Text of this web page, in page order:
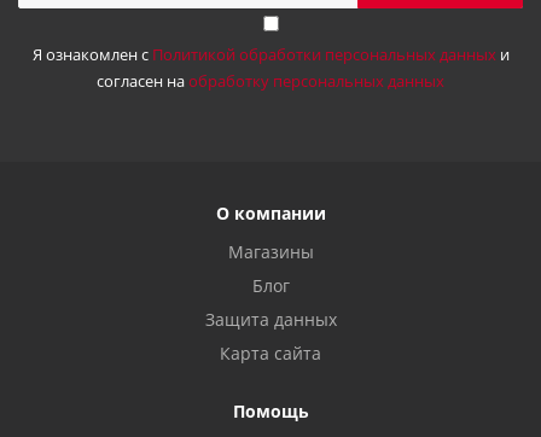
Я ознакомлен с Политикой обработки персональных данныхи
согласен наобработку персональных данных
О компании
Магазины
Блог
Защита данных
Карта сайта
Помощь